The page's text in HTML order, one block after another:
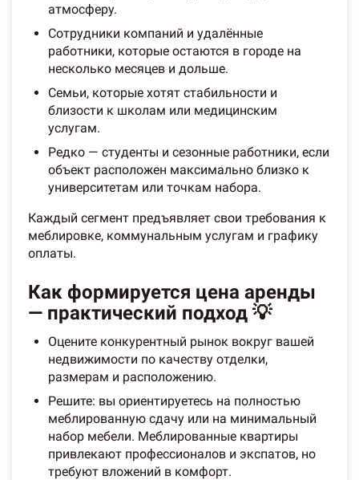
атмосферу.
Сотрудники компаний и удалённые
работники, которые остаются в городе на
несколько месяцев и дольше.
Семьи, которые хотят стабильности и
близости к школам или медицинским
услугам.
Редко — студенты и сезонные работники, если
объект расположен максимально близко к
университетам или точкам набора.
Каждый сегмент предъявляет свои требования к
меблировке, коммунальным услугам и графику
оплаты.
Как формируется цена аренды
— практический подход 💡
Оцените конкурентный рынок вокруг вашей
недвижимости по качеству отделки,
размерам и расположению.
Решите: вы ориентируетесь на полностью
меблированную сдачу или на минимальный
набор мебели. Меблированные квартиры
привлекают профессионалов и экспатов, но
требуют вложений в комфорт.